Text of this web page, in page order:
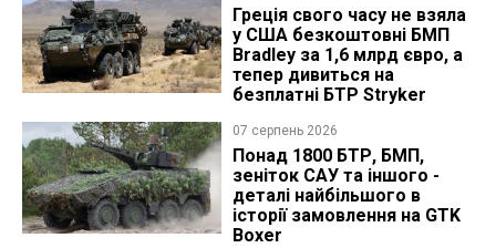
Греція свого часу не взяла
у США безкоштовні БМП
Bradley за 1,6 млрд євро, а
тепер дивиться на
безплатні БТР Stryker
07 серпень 2026
Понад 1800 БТР, БМП,
зеніток САУ та іншого -
деталі найбільшого в
історії замовлення на GTK
Boxer